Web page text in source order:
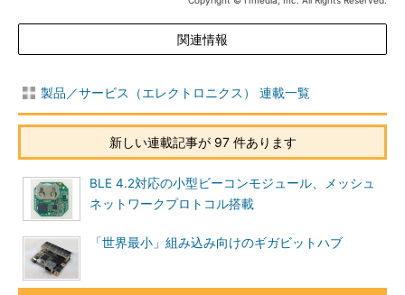
関連情報
製品／サービス（エレクトロニクス） 連載一覧
新しい連載記事が 97 件あります
BLE 4.2対応の小型ビーコンモジュール、メッシュ
ネットワークプロトコル搭載
「世界最小」組み込み向けのギガビットハブ